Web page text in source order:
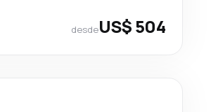
desdeUS$ 504